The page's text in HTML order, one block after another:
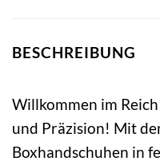
BESCHREIBUNG
Willkommen im
und Präzision! Mit
Boxhandschuhen in